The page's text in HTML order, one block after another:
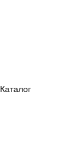
Каталог